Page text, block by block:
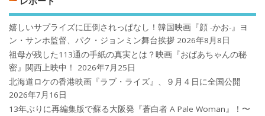
嬉しいサプライズに圧倒されっぱなし！韓国映画『顔 -かお-』ヨ
ン・サンホ監督、パク・ジョンミン舞台挨拶 2026年8月8日
祖母が残した113通の手紙の真実とは？映画『おばあちゃんの秘
密』関西上映中！
2026年7月25日
北海道ロケの香港映画『ラブ・ライズ』、９月４日に全国公開
2026年7月16日
13年ぶりに再編集版で蘇る大阪発『蒼白者 A Pale Woman』！〜